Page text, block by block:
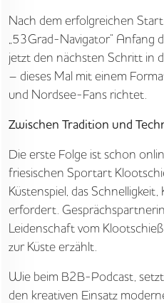
STARTSEITE
ANGEBOTE
WISSEN
AKTUELLES
MEDIEN
Nach dem erfolgreichen
„53Grad-Navigator“ Anfang
jetzt den nächsten Schritt in
– dieses Mal mit einem
und Nordsee-Fans richtet.
Zwischen Tradition und
Die erste Folge ist schon
friesischen Sportart
Küstenspiel, das
erfordert.
Leidenschaft vom
zur Küste erzählt.
Wie beim B2B-Podcast,
den kreativen Einsatz